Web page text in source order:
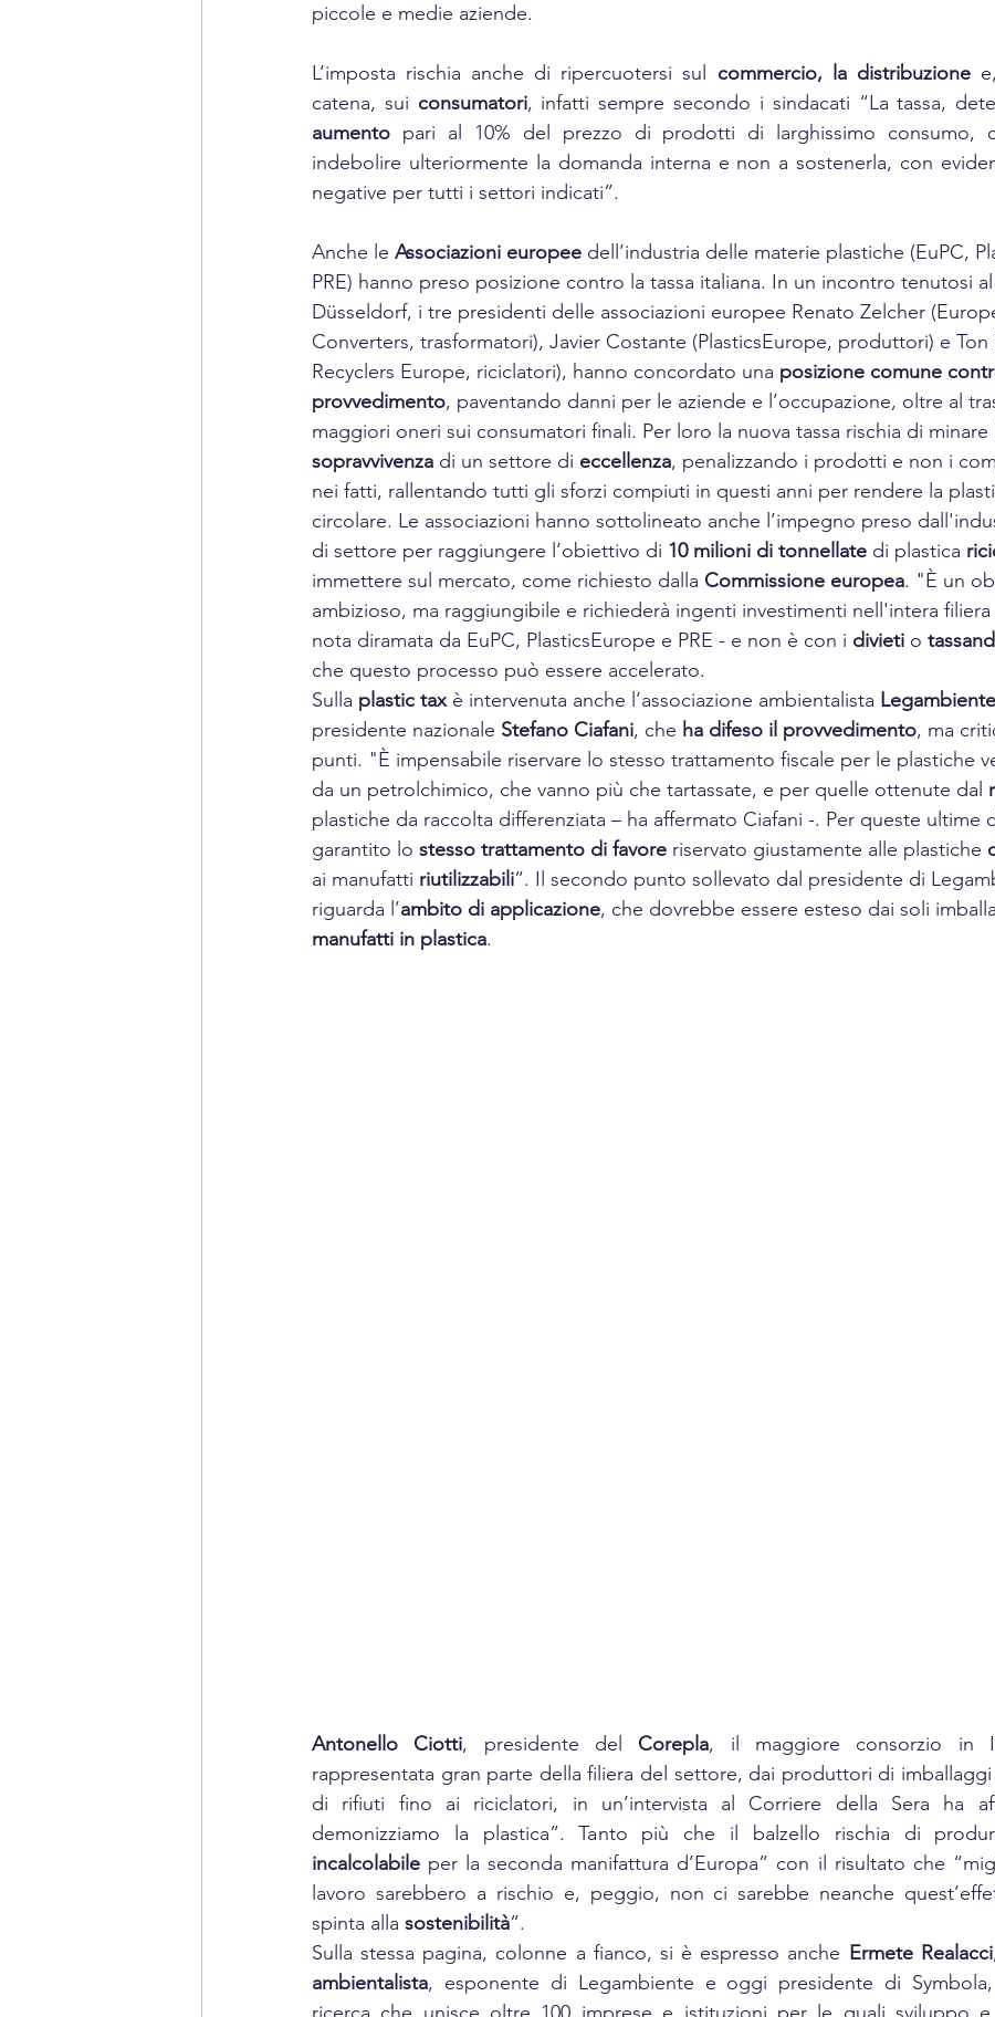
piccole e medie aziende.
L’imposta rischia anche di ripercuotersi sul commercio, la distribuzione e,
catena, sui consumatori
aumento pari al 10% del prezzo di prodotti di larghissimo consumo,
indebolire ulteriormente la domanda interna e non a sostenerla, con
negative per tutti i settori indicati”.
Anche le Associazioni europee dell’industria delle materie plastiche (EuPC,
PRE) hanno preso posizione contro la tassa italiana. In un incontro tenutosi al
Düsseldorf, i tre presidenti delle associazioni europee Renato Zelcher
Converters, trasformatori), Javier Costante (PlasticsEurope, produttori) e Ton
Recyclers Europe, riciclatori), hanno concordato una posizione comune
provvedimento, paventando danni per le aziende e l’occupazione, oltre al
maggiori oneri sui consumatori finali. Per loro la nuova tassa rischia di minare
sopravvivenza di un settore di eccellenza, penalizzando i prodotti e non i
nei fatti, rallentando tutti gli sforzi compiuti in questi anni per rendere la
circolare. Le associazioni hanno sottolineato anche l’impegno preso
di settore per raggiungere l’obiettivo di 10 milioni di tonnellate di plastica
immettere sul mercato, come richiesto dalla Commissione europea. "È un
ambizioso, ma raggiungibile e richiederà ingenti investimenti nell'intera
nota diramata da EuPC, PlasticsEurope e PRE - e non è con i divieti o
che questo processo può essere accelerato.
Sulla plastic tax è intervenuta anche l’associazione ambientalista Legambiente
presidente nazionale Stefano Ciafani, che ha difeso il provvedimento, ma
punti. "È impensabile riservare lo stesso trattamento fiscale per le plastiche
da un petrolchimico, che vanno più che tartassate, e per quelle ottenute dal
plastiche da raccolta differenziata – ha affermato Ciafani -. Per queste ultime
garantito lo stesso trattamento di favore riservato giustamente alle plastiche
ai manufatti riutilizzabili”. Il secondo punto sollevato dal presidente di
riguarda l’ambito di applicazione, che dovrebbe essere esteso dai soli
manufatti in plastica.
Antonello Ciotti, presidente del Corepla, il maggiore consorzio in
rappresentata gran parte della filiera del settore, dai produttori di
di rifiuti fino ai riciclatori, in un’intervista al Corriere della Sera ha
demonizziamo la plastica”. Tanto più che il balzello rischia di
incalcolabile per la seconda manifattura d’Europa” con il risultato che
lavoro sarebbero a rischio e, peggio, non ci sarebbe neanche
spinta alla sostenibilità”.
Sulla stessa pagina, colonne a fianco, si è espresso anche Ermete Realacci
ambientalista, esponente di Legambiente e oggi presidente di
ricerca che unisce oltre 100 imprese e istituzioni per le quali sviluppo e